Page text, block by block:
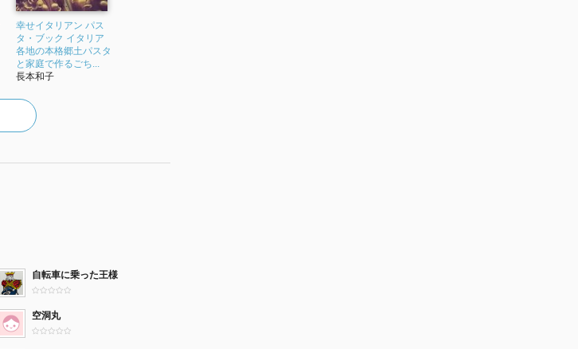
幸せイタリアン パス
タ・ブック イタリア
各地の本格郷土パスタ
と家庭で作るごち...
長本和子
自転車に乗った王様
空洞丸